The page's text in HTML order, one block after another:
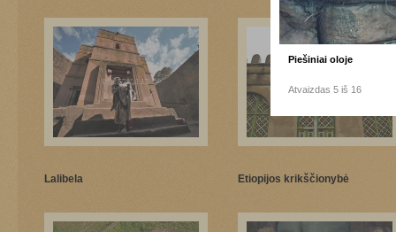
Lalibela Etiopijos krikščionybė
Piešiniai oloje
Atvaizdas 5 iš 16